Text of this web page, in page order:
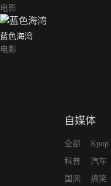
电影
蓝色海湾
电影
自媒体
全部
科普
国风
Kpop
汽车
搞笑